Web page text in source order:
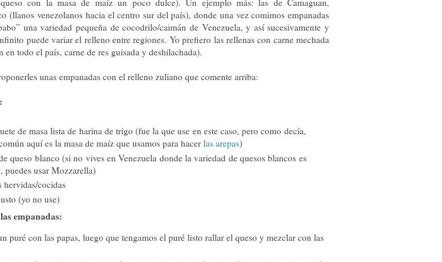
(llanos venezolanos hacia el centro sur del país), donde una vez comimos empanadas
una variedad pequeña de cocodrilo/caimán de Venezuela, y así sucesivamente y
puede variar el relleno entre regiones. Yo prefiero las rellenas con carne mechada
en todo el país, carne de res guisada y deshilachada).
unas empanadas con el relleno zuliano que comente arriba:
de masa lista de harina de trigo (fue la que use en este caso, pero como decía,
aquí es la masa de maíz que usamos para hacer las arepas)
queso blanco (si no vives en Venezuela donde la variedad de quesos blancos es
puedes usar Mozzarella)
hervidas/cocidas
(yo no use)
empanadas:
puré con las papas, luego que tengamos el puré listo rallar el queso y mezclar con las